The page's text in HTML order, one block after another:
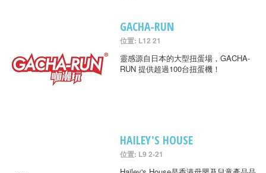
GACHA-RUN
位置: L12 21
靈感源自日本的大型扭蛋場，GACHA-
RUN 提供超過100台扭蛋機！
HAILEY'S HOUSE
位置: L9 2-21